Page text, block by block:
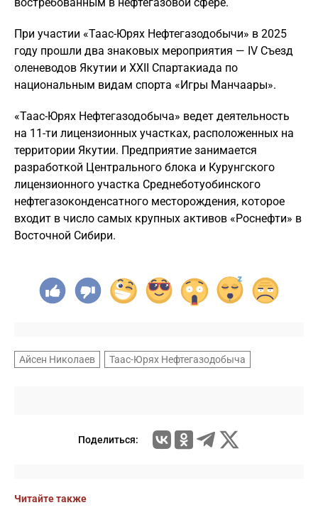
При участии «Таас-Юрях Нефтегазодобычи» в 2025
году прошли два знаковых мероприятия — IV Съезд
оленеводов Якутии и XXII Спартакиада по
национальным видам спорта «Игры Манчаары».
«Таас-Юрях Нефтегазодобыча» ведет деятельность
на 11-ти лицензионных участках, расположенных на
территории Якутии. Предприятие занимается
разработкой Центрального блока и Курунгского
лицензионного участка Среднеботуобинского
нефтегазоконденсатного месторождения, которое
входит в число самых крупных активов «Роснефти» в
Восточной Сибири.
Айсен Николаев Таас-Юрях Нефтегазодобыча
Поделиться:
Читайте также